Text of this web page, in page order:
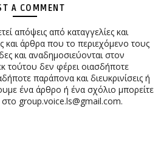
A COMMENT
απόψεις από καταγγελίες και
άρθρα που το περιεχόμενο τους
και αναδημοσιεύονται στον
τούτου δεν φέρει οιασδήποτε
παράπονα και διευκρινίσεις ή
ένα άρθρο ή ένα σχόλιο μπορείτε
group.voice.ls@gmail.com.